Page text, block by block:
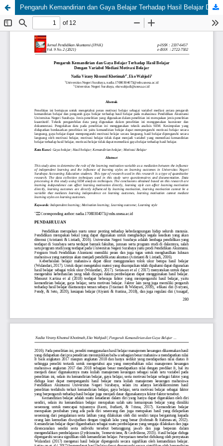
Pengaruh Kemandirian dan Gaya Belajar Terhadap Hasil Belajar Dengan Variabel Mediasi Motivasi Belajar